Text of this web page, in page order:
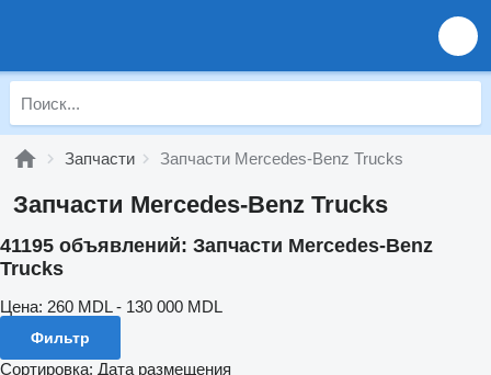
Запчасти Запчасти Mercedes-Benz Trucks
Запчасти Mercedes-Benz Trucks
41195 объявлений: Запчасти Mercedes-Benz
Trucks
Цена: 260 MDL - 130 000 MDL
Фильтр
Сортировка: Дата размещения